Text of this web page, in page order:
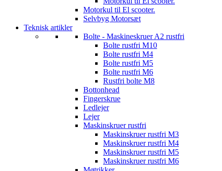
Motorkul til El scooter.
Selvbyg Motorsæt
Teknisk artikler
Bolte - Maskineskruer A2 rustfri
Bolte rustfri M10
Bolte rustfri M4
Bolte rustfri M5
Bolte rustfri M6
Rustfri bolte M8
Bottonhead
Fingerskrue
Ledlejer
Lejer
Maskinskruer rustfri
Maskinskruer rustfri M3
Maskinskruer rustfri M4
Maskinskruer rustfri M5
Maskinskruer rustfri M6